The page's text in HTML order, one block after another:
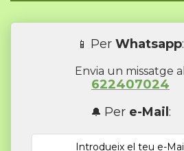
📱 Per Whatsapp:
Envia un missatge al
622407024
🔔 Per e-Mail :